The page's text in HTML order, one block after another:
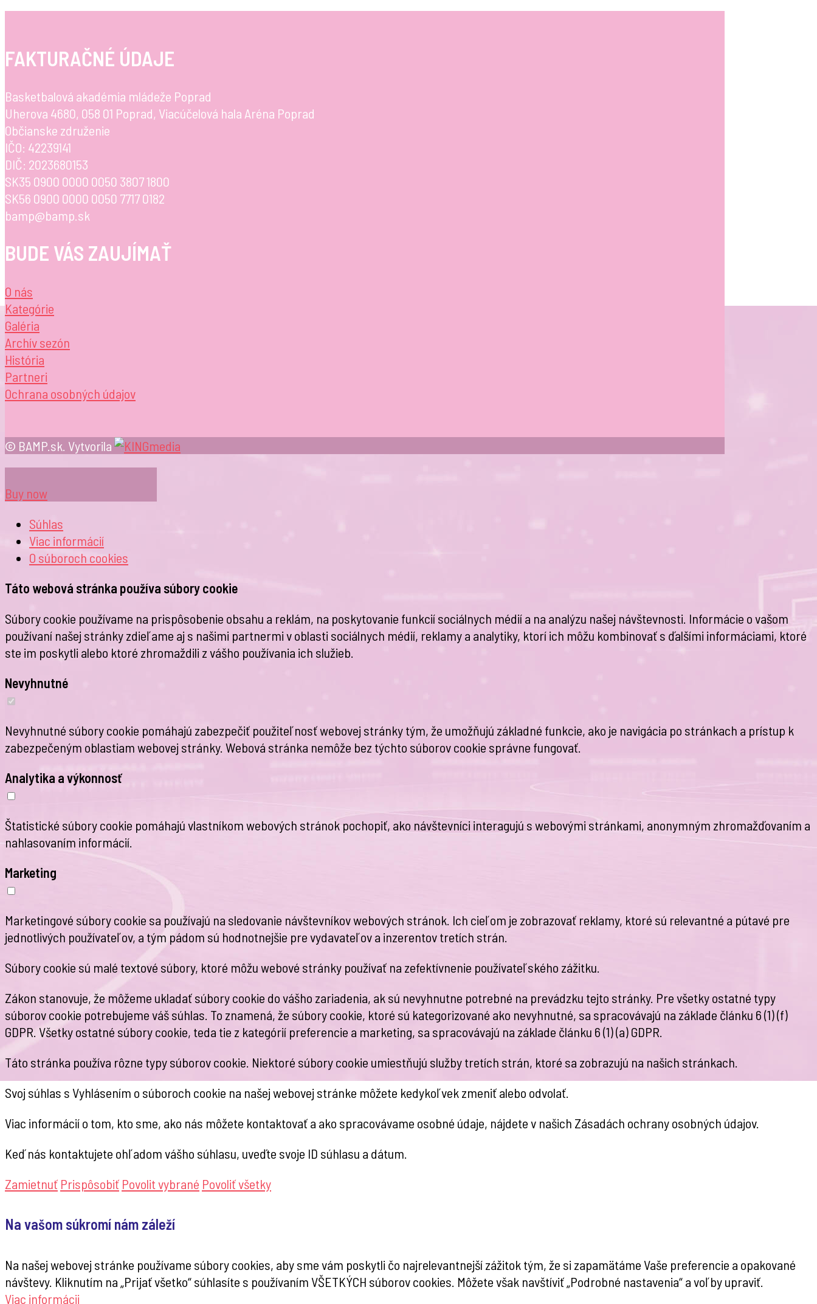
FAKTURAČNÉ ÚDAJE
Basketbalová akadémia mládeže Poprad
Uherova 4680, 058 01 Poprad, Viacúčelová hala Aréna Poprad
Občianske združenie
IČO: 42239141
DIČ: 2023680153
SK35 0900 0000 0050 3807 1800
SK56 0900 0000 0050 7717 0182
bamp@bamp.sk
BUDE VÁS ZAUJÍMAŤ
O nás
Kategórie
Galéria
Archív sezón
História
Partneri
Ochrana osobných údajov
© BAMP.sk. Vytvorila
Buy now
Súhlas
Viac informácií
O súboroch cookies
Táto webová stránka používa súbory cookie
Súbory cookie používame na prispôsobenie obsahu a reklám, na poskytovanie funkcií sociálnych médií a na analýzu našej návštevnosti. Informácie o vašom
používaní našej stránky zdieľame aj s našimi partnermi v oblasti sociálnych médií, reklamy a analytiky, ktorí ich môžu kombinovať s ďalšími informáciami, ktoré
ste im poskytli alebo ktoré zhromaždili z vášho používania ich služieb.
Nevyhnutné
Nevyhnutné súbory cookie pomáhajú zabezpečiť použiteľnosť webovej stránky tým, že umožňujú základné funkcie, ako je navigácia po stránkach a prístup k
zabezpečeným oblastiam webovej stránky. Webová stránka nemôže bez týchto súborov cookie správne fungovať.
Analytika a výkonnosť
Štatistické súbory cookie pomáhajú vlastníkom webových stránok pochopiť, ako návštevníci interagujú s webovými stránkami, anonymným zhromažďovaním a
nahlasovaním informácií.
Marketing
Marketingové súbory cookie sa používajú na sledovanie návštevníkov webových stránok. Ich cieľom je zobrazovať reklamy, ktoré sú relevantné a pútavé pre
jednotlivých používateľov, a tým pádom sú hodnotnejšie pre vydavateľov a inzerentov tretích strán.
Súbory cookie sú malé textové súbory, ktoré môžu webové stránky používať na zefektívnenie používateľského zážitku.
Zákon stanovuje, že môžeme ukladať súbory cookie do vášho zariadenia, ak sú nevyhnutne potrebné na prevádzku tejto stránky. Pre všetky ostatné typy
súborov cookie potrebujeme váš súhlas. To znamená, že súbory cookie, ktoré sú kategorizované ako nevyhnutné, sa spracovávajú na základe článku 6 (1) (f)
GDPR. Všetky ostatné súbory cookie, teda tie z kategórií preferencie a marketing, sa spracovávajú na základe článku 6 (1) (a) GDPR.
Táto stránka používa rôzne typy súborov cookie. Niektoré súbory cookie umiestňujú služby tretích strán, ktoré sa zobrazujú na našich stránkach.
Svoj súhlas s Vyhlásením o súboroch cookie na našej webovej stránke môžete kedykoľvek zmeniť alebo odvolať.
Viac informácií o tom, kto sme, ako nás môžete kontaktovať a ako spracovávame osobné údaje, nájdete v našich Zásadách ochrany osobných údajov.
Keď nás kontaktujete ohľadom vášho súhlasu, uveďte svoje ID súhlasu a dátum.
Zamietnuť Prispôsobiť Povolit vybrané Povoliť všetky
Na vašom súkromí nám záleží
Na našej webovej stránke používame súbory cookies, aby sme vám poskytli čo najrelevantnejší zážitok tým, že si zapamätáme Vaše preferencie a opakované
návštevy. Kliknutím na „Prijať všetko“ súhlasíte s používaním VŠETKÝCH súborov cookies. Môžete však navštíviť „Podrobné nastavenia“ a voľby upraviť.
Viac informácii